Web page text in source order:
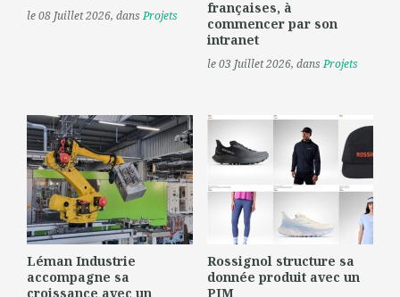
le 08 Juillet 2026, dansProjets
françaises, à
commencer par son
intranet
le 03 Juillet 2026, dansProjets
Léman Industrie
accompagne sa
croissance avec un
Rossignol structure sa
donnée produit avec un
PIM